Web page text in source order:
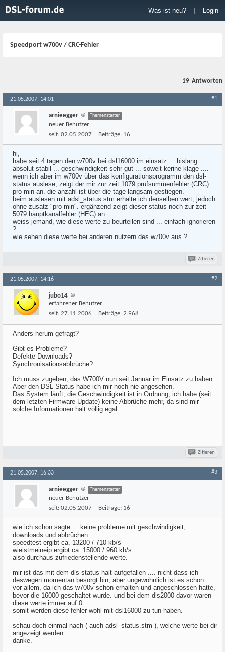
Was ist neu? Login
Speedport w700v / CRC-Fehler
19 Antworten
21.05.2007, 14:01 #1
arnieegger Themenstarter
neuer Benutzer
seit: 02.05.2007 Beiträge: 16
hi,
habe seit 4 tagen den w700v bei dsl16000 im einsatz ... bislang
absolut stabil ... geschwindigkeit sehr gut ... soweit kerine klage ....
wenn ich aber im w700v über das konfigurationsprogramm den dsl-
status auslese, zeigt der mir zur zeit 1079 prüfsummenfehler (CRC)
pro min an. die anzahl ist über die tage langsam gestiegen.
beim auslesen mit adsl_status.stm erhalte ich denselben wert, jedoch
ohne zusatz "pro min". ergänzend zeigt dieser status noch zur zeit
5079 hauptkanalfehler (HEC) an.
weiss jemand, wie diese werte zu beurteilen sind ... einfach ignorieren
?
wie sehen diese werte bei anderen nutzern des w700v aus ?
Zitieren
21.05.2007, 14:16 #2
jubo14
erfahrener Benutzer
seit: 27.11.2006 Beiträge: 2.968
Anders herum gefragt?
Gibt es Probleme?
Defekte Downloads?
Synchronisationsabbrüche?
Ich muss zugeben, das W700V nun seit Januar im Einsatz zu haben.
Aber den DSL-Status habe ich mir noch nie angesehen.
Das System läuft, die Geschwindigkeit ist in Ordnung, ich habe (seit
dem letzten Firmware-Update) keine Abbrüche mehr, da sind mir
solche Informationen halt völlig egal.
Zitieren
21.05.2007, 16:33 #3
arnieegger Themenstarter
neuer Benutzer
seit: 02.05.2007 Beiträge: 16
wie ich schon sagte ... keine probleme mit geschwindigkeit,
downloads und abbrüchen.
speedtest ergibt ca. 13200 / 710 kb/s
wieistmeineip ergibt ca. 15000 / 960 kb/s
also durchaus zufriedenstellende werte.
mir ist das mit dem dls-status halt aufgefallen .... nicht dass ich
deswegen momentan besorgt bin, aber ungewöhnlich ist es schon.
vor allem, da ich das w700v schon erhalten und angeschlossen hatte,
bevor die 16000 geschaltet wurde. und bei dem dls2000 davor waren
diese werte immer auf 0.
somit werden diese fehler wohl mit dsl16000 zu tun haben.
schau doch einmal nach ( auch adsl_status.stm ), welche werte bei dir
angezeigt werden.
danke.